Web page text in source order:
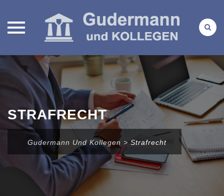
Direkt
Inhalt
STRAFRECHT
Gudermann Und Kollegen >Strafrecht